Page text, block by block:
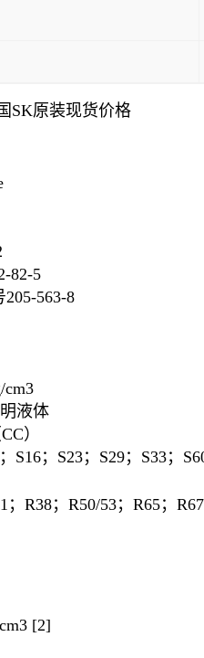
SK原装现货价格
82-5
563-8
液体
）
S16；S23；S29；S33；
；R38；R50/53；R65；R67
[2]